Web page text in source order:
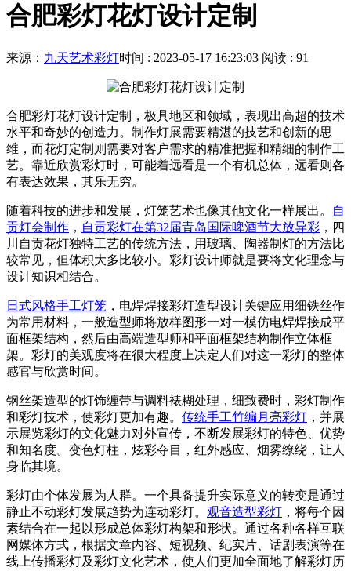
合肥彩灯花灯设计定制
来源： 九天艺术彩灯时间 : 2023-05-17 16:23:03 阅读 : 91
合肥彩灯花灯设计定制，极具地区和领域，表现出高超的技术
水平和奇妙的创造力。制作灯展需要精湛的技艺和创新的思
维，而花灯定制则需要对客户需求的精准把握和精细的制作工
艺。靠近欣赏彩灯时，可能着远看是一个有机总体，远看则各
有表达效果，其乐无穷。
随着科技的进步和发展，灯笼艺术也像其他文化一样展出。
自
贡灯会制作 ， 自贡彩灯在第32届青岛国际啤酒节大放异彩 ，四
川自贡花灯独特工艺的传统方法，用玻璃、陶器制灯的方法比
较常见，但体积大多比较小。彩灯设计师就是要将文化理念与
设计知识相结合。
日式风格手工灯笼 ，电焊焊接彩灯造型设计关键应用细铁丝作
为常用材料，一般造型师将放样图形一对一模仿电焊焊接成平
面框架结构，然后由高端造型师和平面框架结构制作立体框
架。彩灯的美观度将在很大程度上决定人们对这一彩灯的整体
感官与欣赏时间。
钢丝架造型的灯饰缠带与调料裱糊处理，细致费时，彩灯制作
和彩灯技术，使彩灯更加有趣。 传统手工竹编月亮彩灯 ，并展
示展览彩灯的文化魅力对外宣传，不断发展彩灯的特色、优势
和知名度。变色灯柱，炫彩夺目，红外感应、烟雾缭绕，让人
身临其境。
彩灯由个体发展为人群。一个具备提升实际意义的转变是通过
静止不动彩灯发展趋势为连动彩灯。 观音造型彩灯 ，将每个因
素结合在一起以形成总体彩灯构架和形状。通过各种各样互联
网媒体方式，根据文章内容、短视频、纪实片、话剧表演等在
线上传播彩灯及彩灯文化艺术，使人们更加全面地了解彩灯历